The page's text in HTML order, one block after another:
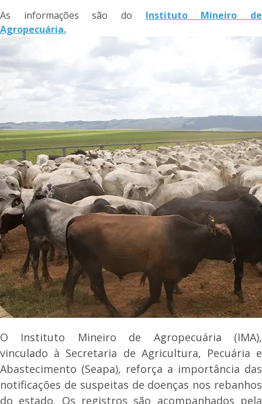
As informações são do Instituto Mineiro de
Agropecuária.
O Instituto Mineiro de Agropecuária (IMA),
vinculado à Secretaria de Agricultura, Pecuária e
Abastecimento (Seapa), reforça a importância das
notificações de suspeitas de doenças nos rebanhos
do estado. Os registros são acompanhados pela